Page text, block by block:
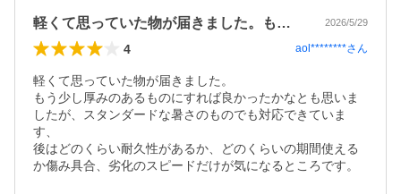
軽くて思っていた物が届きました。もう少… 2026/5/29
4 aol********さん
軽くて思っていた物が届きました。
もう少し厚みのあるものにすれば良かったかなとも思いま
したが、スタンダードな暑さのものでも対応できていま
す、
後はどのくらい耐久性があるか、どのくらいの期間使える
か傷み具合、劣化のスピードだけが気になるところです。